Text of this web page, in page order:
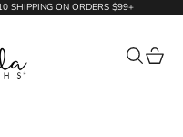
SHIPPING ON ORDERS $99+
Search
Cart